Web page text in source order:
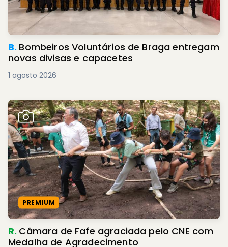
B. Bombeiros Voluntários de Braga entregam
novas divisas e capacetes
1 agosto 2026
PREMIUM
R. Câmara de Fafe agraciada pelo CNE com
Medalha de Agradecimento